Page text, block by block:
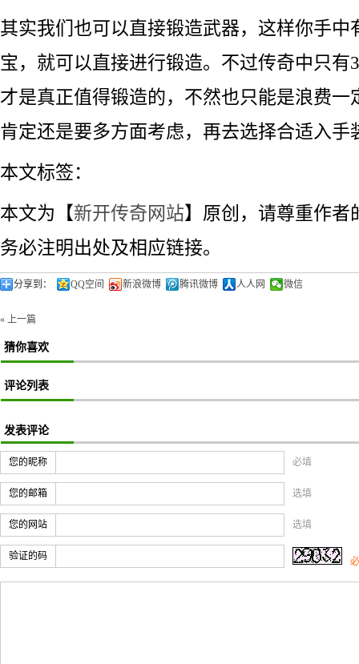
其实我们也可以直接锻造武器，这样你手中
宝，就可以直接进行锻造。不过传奇中只有
才是真正值得锻造的，不然也只能是浪费一
肯定还是要多方面考虑，再去选择合适入手
本文标签：
本文为【新开传奇网站】原创，请尊重作者
务必注明出处及相应链接。
分享到： QQ空间 新浪微博 腾讯微博 人人网 微信
« 上一篇
猜你喜欢
评论列表
发表评论
您的昵称 必填
您的邮箱 选填
您的网站 选填
验证的码